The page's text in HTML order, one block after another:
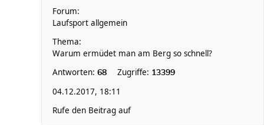
Forum:
Laufsport allgemein
Thema:
Warum ermüdet man am Berg so schnell?
Antworten: 68 Zugriffe: 13399
04.12.2017, 18:11
Rufe den Beitrag auf